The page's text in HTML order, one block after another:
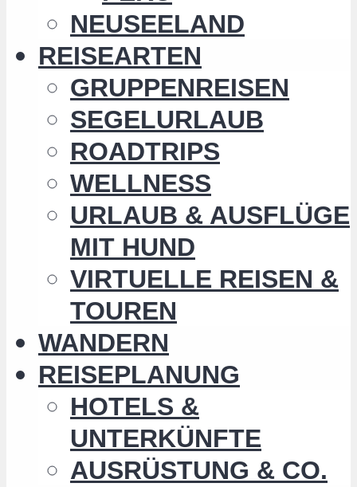
NEUSEELAND
REISEARTEN
GRUPPENREISEN
SEGELURLAUB
ROADTRIPS
WELLNESS
URLAUB & AUSFLÜGE
MIT HUND
VIRTUELLE REISEN &
TOUREN
WANDERN
REISEPLANUNG
HOTELS &
UNTERKÜNFTE
AUSRÜSTUNG & CO.